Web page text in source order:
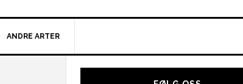
ANDRE ARTER
Hoved